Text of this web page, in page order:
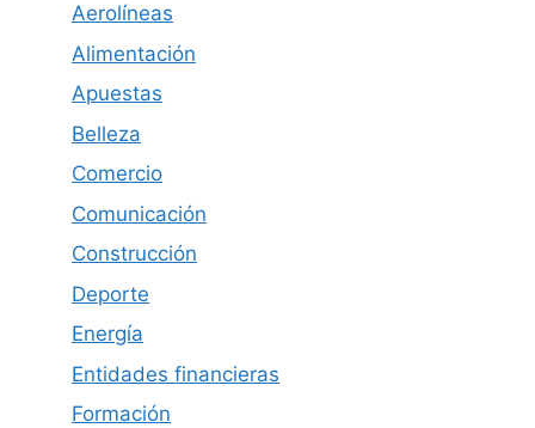
Aerolíneas
Alimentación
Apuestas
Belleza
Comercio
Comunicación
Construcción
Deporte
Energía
Entidades financieras
Formación